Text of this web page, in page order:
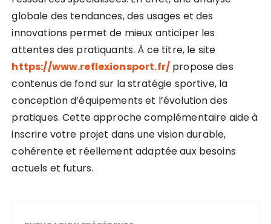
globale des tendances, des usages et des
innovations permet de mieux anticiper les
attentes des pratiquants. À ce titre, le site
https://www.reflexionsport.fr/propose des
contenus de fond sur la stratégie sportive, la
conception d’équipements et l’évolution des
pratiques. Cette approche complémentaire aide à
inscrire votre projet dans une vision durable,
cohérente et réellement adaptée aux besoins
actuels et futurs.